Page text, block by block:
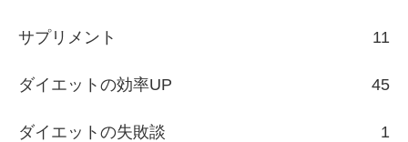
サプリメント 11
ダイエットの効率UP 45
ダイエットの失敗談 1